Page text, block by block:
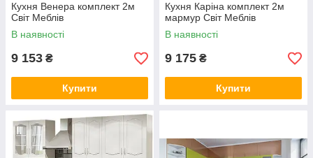
Кухня Венера комплект 2м
Світ Меблів
В наявності
9 153 ₴
Купити
Кухня Каріна комплект 2м
мармур Світ Меблів
В наявності
9 175 ₴
Купити